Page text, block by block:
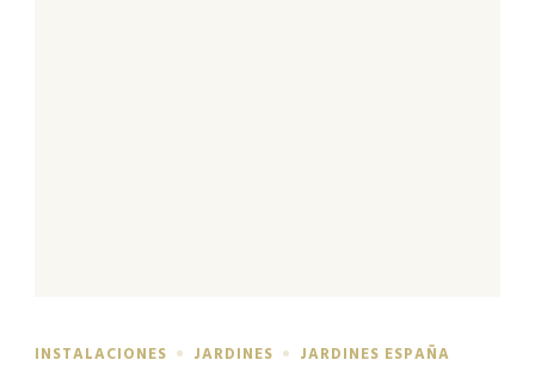
INSTALACIONES JARDINES JARDINES ESPAÑA